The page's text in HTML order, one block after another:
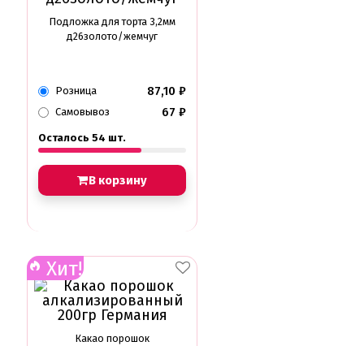
Подложка для торта 3,2мм
д26золото/жемчуг
Розница 87,10 ₽
Самовывоз 67 ₽
Осталось 54 шт.
В корзину
Хит!
Какао порошок